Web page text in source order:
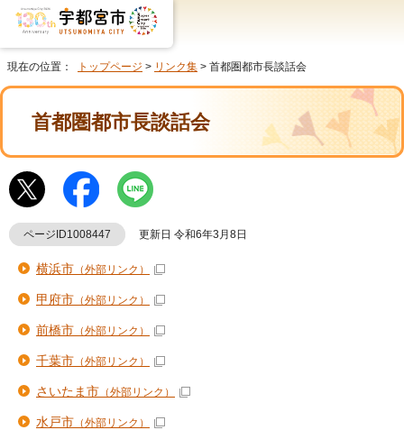
現在の位置： トップページ > リンク集 > 首都圏都市長談話会
首都圏都市長談話会
ページID1008447 更新日 令和6年3月8日
横浜市 （外部リンク）
甲府市 （外部リンク）
前橋市 （外部リンク）
千葉市 （外部リンク）
さいたま市 （外部リンク）
水戸市 （外部リンク）